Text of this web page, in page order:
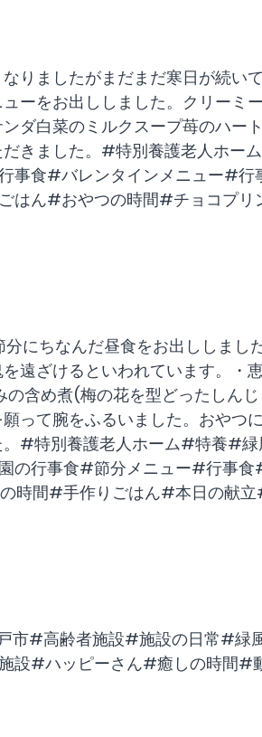
りましたがまだまだ寒日が続い
ーをお出ししました。クリーミ
ダ白菜のミルクスープ苺のハー
だきました。#特別養護老人ホ
事食#バレンタインメニュー#行
はん#おやつの時間#チョコプリ
にちなんだ昼食をお出ししまし
遠ざけるといわれています。・
含め煮(梅の花を型どったしん
って腕をふるいました。おやつ
。#特別養護老人ホーム#特養#
の行事食#節分メニュー#行事
時間#手作りごはん#本日の献立
#高齢者施設#施設の日常#緑
設#ハッピーさん#癒しの時間#